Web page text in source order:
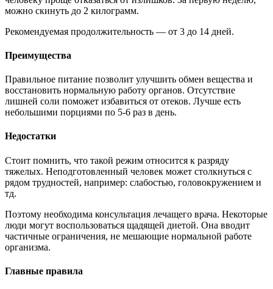
можно скинуть до 2 килограмм.
Рекомендуемая продолжительность — от 3 до 14 дней.
Преимущества
Правильное питание позволит улучшить обмен вещества и
восстановить нормальную работу органов. Отсутствие
лишней соли поможет избавиться от отеков. Лучше есть
небольшими порциями по 5-6 раз в день.
Недостатки
Стоит помнить, что такой режим относится к разряду
тяжелых. Неподготовленный человек может столкнуться с
рядом трудностей, например: слабостью, головокружением и
тд.
Поэтому необходима консультация лечащего врача. Некоторые
люди могут воспользоваться щадящей диетой. Она вводит
частичные ограничения, не мешающие нормальной работе
организма.
Главные правила